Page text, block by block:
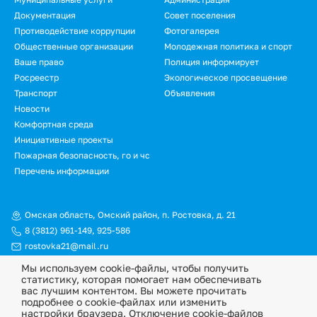
Документация
Совет поселения
Противодействие коррупции
Фотогалерея
Общественные организации
Молодежная политика и спорт
Ваше право
Полиция информирует
Росреестр
Экологическое просвещение
Транспорт
Объявления
Новости
Омская область, Омский район, п. Ростовка, д. 21
8 (3812) 961-149, 925-586
rostovka21@mail.ru
Подвал.
Дополнительное
меню
Комфортная среда
Инициативные проекты
Пожарная безопасность, го и чс
Перечень информации
© Официальный сайт Ростовкинского сельского поселения
Омского муниципального района Омской области, 2026
Политика конфиденциальности
Мы используем cookie-файлы, чтобы получить
статистику, которая помогает нам обеспечивать
вас лучшим контентом. Вы можете прочитать
подробнее о cookie-файлах или изменить
настройки браузера. Отключение cookie-файлов